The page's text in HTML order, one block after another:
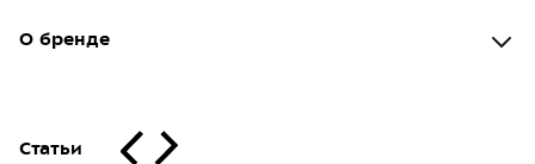
О бренде
Статьи